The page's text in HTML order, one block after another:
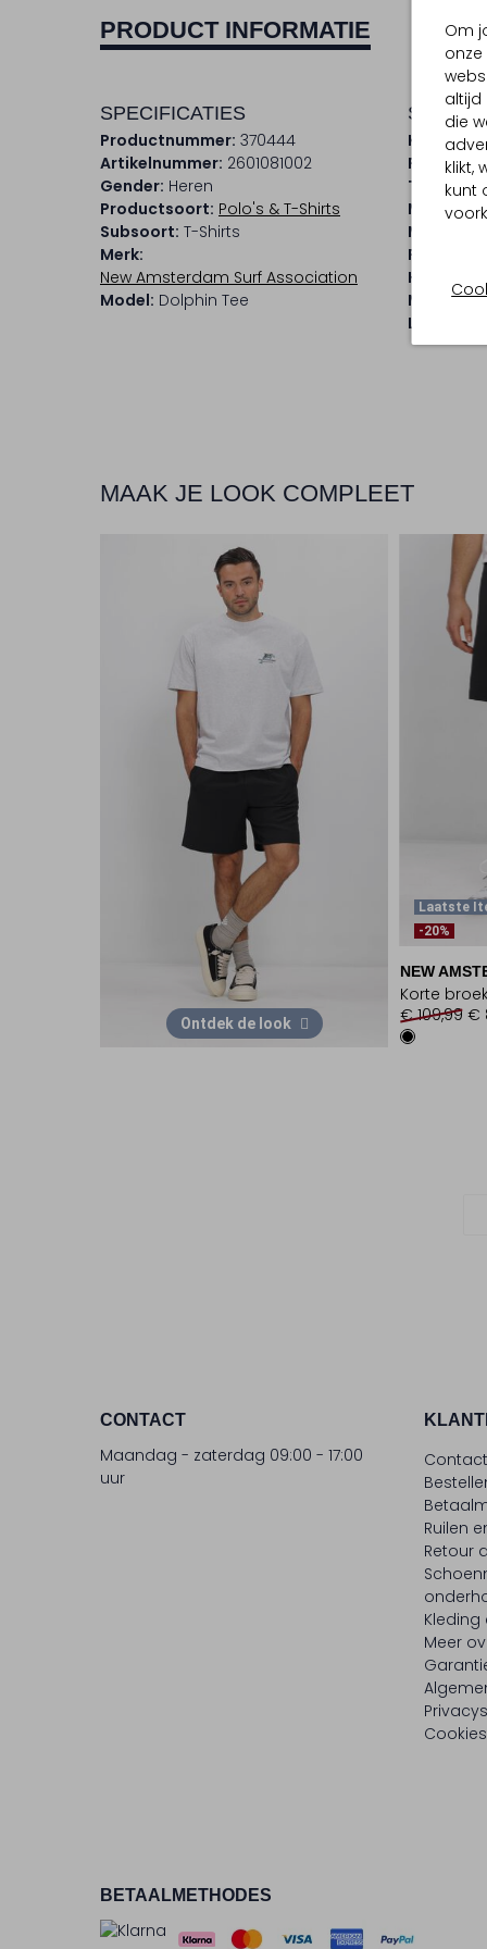
Om
altijd
die
klikt,
kunt
PRODUCT INFORMATIE
SPECIFICATIES
Productnummer: 370444
Artikelnummer: 2601081002
Gender: Heren
Productsoort: Polo's & T-Shirts
Subsoort: T-Shirts
Merk:
New Amsterdam Surf Association
Model: Dolphin Tee
Kleur:
Patroon:
Trends:
Pasvorm:
Halslijn:
Lengte:
MAAK JE LOOK COMPLEET
Ontdek de look
Laatste
-20%
Korte
€ 109,99 €
CONTACT
Maandag - zaterdag 09:00 - 17:00
uur
Contact
Ruilen
Retour
Meer
BETAALMETHODES